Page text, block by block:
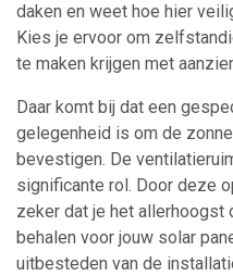
daken en weet hoe hier
Kies je ervoor om
te maken krijgen met
Daar komt bij dat een
gelegenheid is om de
bevestigen. De
significante rol. Door deze
zeker dat je het allerhoogst
behalen voor jouw solar
uitbesteden van de